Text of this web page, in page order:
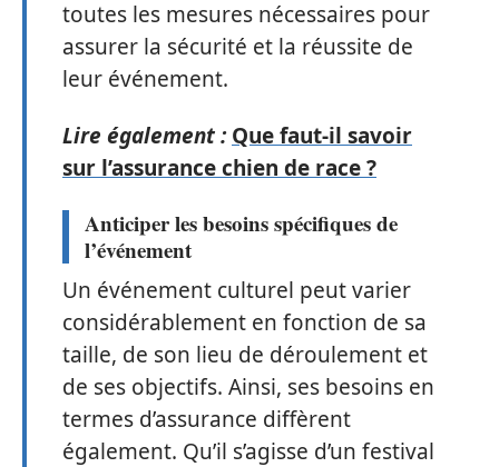
toutes les mesures nécessaires pour
assurer la sécurité et la réussite de
leur événement.
Lire également : Que faut-il savoir
sur l’assurance chien de race ?
Anticiper les besoins spécifiques de
l’événement
Un événement culturel peut varier
considérablement en fonction de sa
taille, de son lieu de déroulement et
de ses objectifs. Ainsi, ses besoins en
termes d’assurance diffèrent
également. Qu’il s’agisse d’un festival